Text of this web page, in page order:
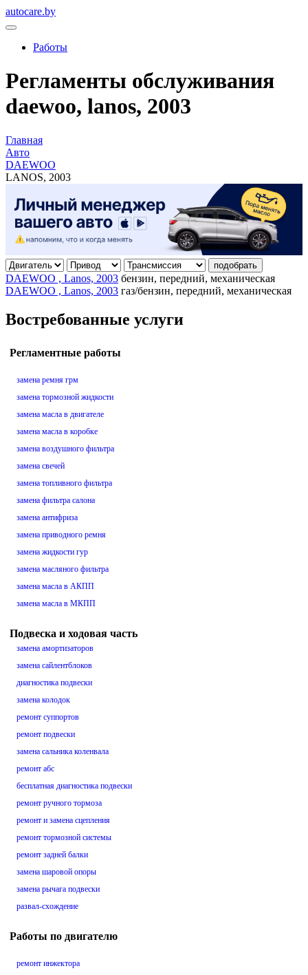
autocare.by
Работы
Регламенты обслуживания
daewoo, lanos, 2003
Главная
Авто
DAEWOO
LANOS, 2003
подобрать
DAEWOO , Lanos, 2003 бензин, передний, механическая
DAEWOO , Lanos, 2003 газ/бензин, передний, механическая
Востребованные услуги
Регламентные работы
замена ремня грм
замена тормозной жидкости
замена масла в двигателе
замена масла в коробке
замена воздушного фильтра
замена свечей
замена топливного фильтра
замена фильтра салона
замена антифриза
замена приводного ремня
замена жидкости гур
замена масляного фильтра
замена масла в АКПП
замена масла в МКПП
Подвеска и ходовая часть
замена амортизаторов
замена сайлентблоков
диагностика подвески
замена колодок
ремонт суппортов
ремонт подвески
замена сальника коленвала
ремонт абс
бесплатная диагностика подвески
ремонт ручного тормоза
ремонт и замена сцепления
ремонт тормозной системы
ремонт задней балки
замена шаровой опоры
замена рычага подвески
развал-схождение
Работы по двигателю
ремонт инжектора